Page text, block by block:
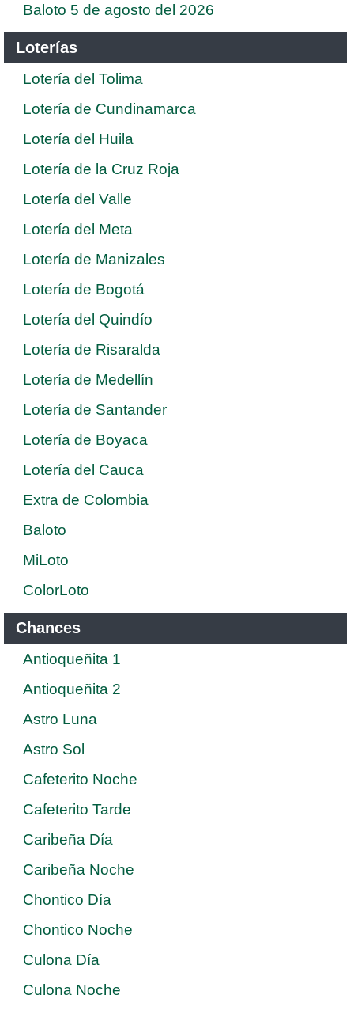
Baloto 5 de agosto del 2026
Loterías
Lotería del Tolima
Lotería de Cundinamarca
Lotería del Huila
Lotería de la Cruz Roja
Lotería del Valle
Lotería del Meta
Lotería de Manizales
Lotería de Bogotá
Lotería del Quindío
Lotería de Risaralda
Lotería de Medellín
Lotería de Santander
Lotería de Boyaca
Lotería del Cauca
Extra de Colombia
Baloto
MiLoto
ColorLoto
Chances
Antioqueñita 1
Antioqueñita 2
Astro Luna
Astro Sol
Cafeterito Noche
Cafeterito Tarde
Caribeña Día
Caribeña Noche
Chontico Día
Chontico Noche
Culona Día
Culona Noche